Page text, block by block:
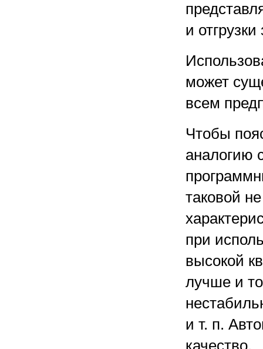
и отгрузки
может
всем
Чтобы
аналогию
таковой
при
высокой
лучше и
и т. п.
качество.